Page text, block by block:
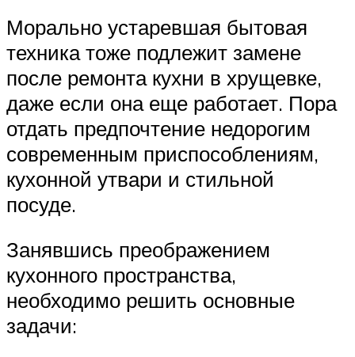
Морально устаревшая бытовая
техника тоже подлежит замене
после ремонта кухни в хрущевке,
даже если она еще работает. Пора
отдать предпочтение недорогим
современным приспособлениям,
кухонной утвари и стильной
посуде.
Занявшись преображением
кухонного пространства,
необходимо решить основные
задачи: